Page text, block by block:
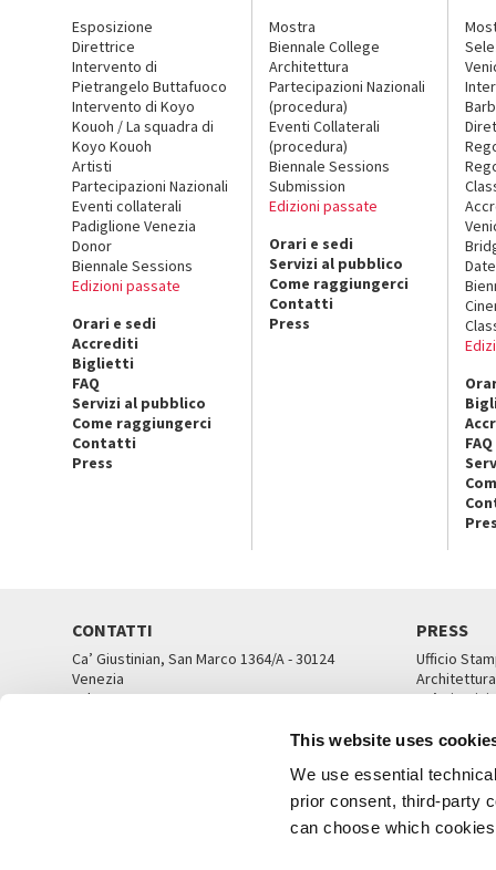
This website uses
We use essential
prior consent, third-party
can choose which
Esposizione
Direttrice
Intervento di
Pietrangelo Buttafuoco
Intervento di Koyo
Kouoh / La squadra di
Koyo Kouoh
Artisti
Partecipazioni Nazionali
Eventi collaterali
Padiglione Venezia
Donor
Biennale Sessions
Edizioni passate
Orari e sedi
Accrediti
Biglietti
FAQ
Servizi al pubblico
Come raggiungerci
Contatti
Press
Mostra
Biennale College
Architettura
Partecipazioni Nazionali
(procedura)
Eventi Collaterali
(procedura)
Biennale Sessions
Submission
Edizioni passate
Orari e sedi
Servizi al pubblico
Come raggiungerci
Contatti
Press
FAQ
CONTATTI
Ca’ Giustinian, San Marco 1364/A - 30124
Venezia
Tel. 041 5218711
PRESS
Ufficio
Architettura
Ca’
UFFICI